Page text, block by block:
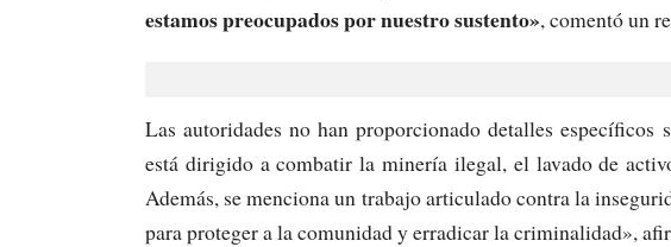
estamos preocupados por nuestro sustento», comentó un
Las autoridades no han proporcionado detalles específicos
está dirigido a combatir la minería ilegal, el lavado de
Además, se menciona un trabajo articulado contra la
para proteger a la comunidad y erradicar la criminalidad»,